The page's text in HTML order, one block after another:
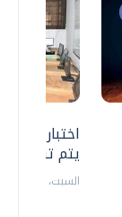
اختبارات
يتم
السبت، 18 يوليو 2026 09:22 ص